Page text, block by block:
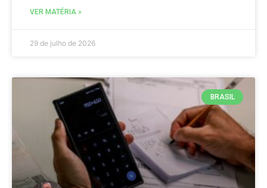
VER MATÉRIA »
29 de julho de 2026
BRASIL